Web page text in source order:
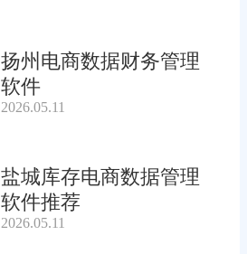
扬州电商数据财务管理
软件
2026.05.11
盐城库存电商数据管理
软件推荐
2026.05.11